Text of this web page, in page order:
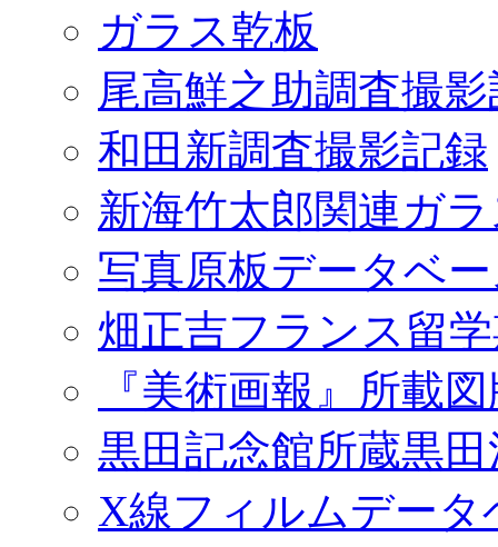
ガラス乾板
尾高鮮之助調査撮
和田新調査撮影記録
新海竹太郎関連ガ
写真原板データベ
畑正吉フランス留
『美術画報』所載
黒田記念館所蔵黒
X線フィルムデータ